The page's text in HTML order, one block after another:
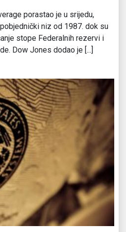
porastao je u srijedu,
niz od 1987. dok su
stope Federalnih rezervi i
Dow Jones dodao je [...]